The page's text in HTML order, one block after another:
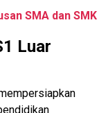
SMA dan SMK
Luar